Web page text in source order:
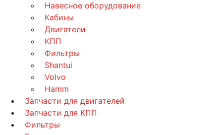
Навесное оборудование
Кабины
Двигатели
КПП
Фильтры
Shantui
Volvo
Hamm
Запчасти для двигателей
Запчасти для КПП
Фильтры